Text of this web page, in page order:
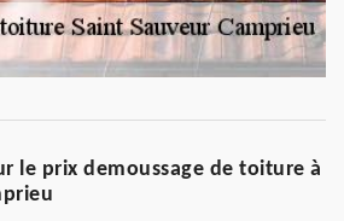
le prix demoussage de toiture à